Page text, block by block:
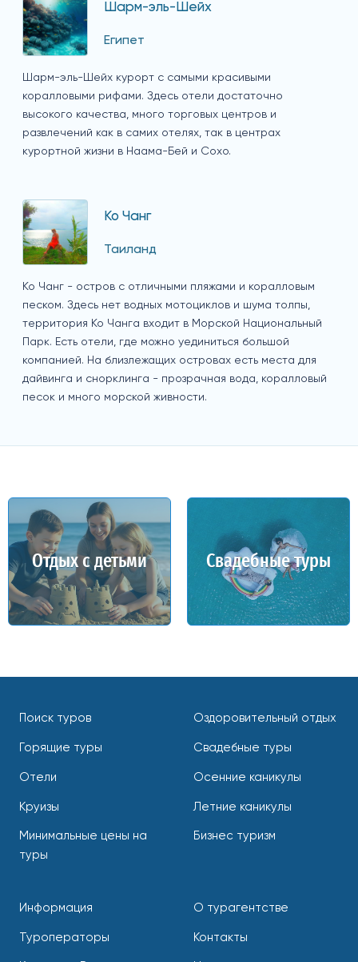
Шарм-эль-Шейх
Египет
Шарм-эль-Шейх курорт с самыми красивыми
коралловыми рифами. Здесь отели достаточно
высокого качества, много торговых центров и
развлечений как в самих отелях, так в центрах
курортной жизни в Наама-Бей и Сохо.
Ко Чанг
Таиланд
Ко Чанг - остров с отличными пляжами и коралловым
песком. Здесь нет водных мотоциклов и шума толпы,
территория Ко Чанга входит в Морской Национальный
Парк. Есть отели, где можно уединиться большой
компанией. На близлежащих островах есть места для
дайвинга и снорклинга - прозрачная вода, коралловый
песок и много морской живности.
Отдых с детьми Свадебные туры
Поиск туров
Горящие туры
Отели
Круизы
Минимальные цены на
туры
Оздоровительный отдых
Свадебные туры
Осенние каникулы
Летние каникулы
Бизнес туризм
Информация
Туроператоры
О турагентстве
Контакты